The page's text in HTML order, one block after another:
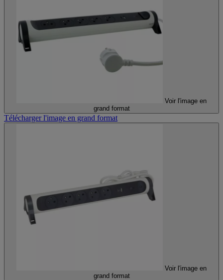
Voir l'image en
grand format
Télécharger l'image en grand format
Voir l'image en
grand format